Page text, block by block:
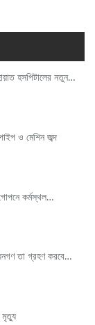
হসপিটালের নতুন…
ও মেশিন জব্দ
কর্মস্থল…
তা গ্রহণ করবে…
মৃত্যু